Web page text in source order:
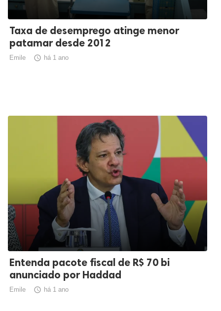
Taxa de desemprego atinge menor
patamar desde 2012
Emile  há 1 ano
Entenda pacote fiscal de R$ 70 bi
anunciado por Haddad
Emile  há 1 ano